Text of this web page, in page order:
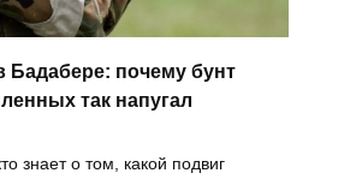
Бадабере: почему бунт
так напугал
знает о том, какой подвиг